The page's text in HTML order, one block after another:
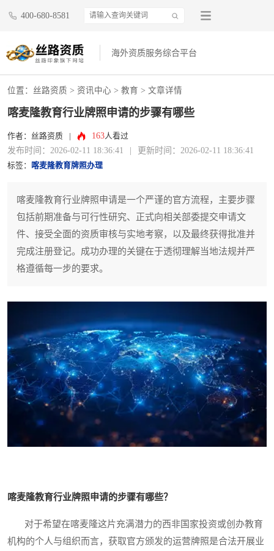
400-680-8581
海外资质服务综合平台
位置： 丝路资质 > 资讯中心 > 教育 > 文章详情
喀麦隆教育行业牌照申请的步骤有哪些
作者：丝路资质 163人看过
发布时间：2026-02-11 18:36:41 更新时间：2026-02-11 18:36:41
标签： 喀麦隆教育牌照办理
喀麦隆教育行业牌照申请是一个严谨的官方流程，主要步骤
包括前期准备与可行性研究、正式向相关部委提交申请文
件、接受全面的资质审核与实地考察，以及最终获得批准并
完成注册登记。成功办理的关键在于透彻理解当地法规并严
格遵循每一步的要求。
喀麦隆教育行业牌照申请的步骤有哪些？
对于希望在喀麦隆这片充满潜力的西非国家投资或创办教育
机构的个人与组织而言，获取官方颁发的运营牌照是合法开展业